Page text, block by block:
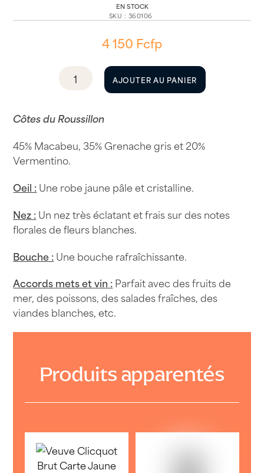
EN STOCK
SKU : 360106
4 150 Fcfp
quantité
2023
-
Château
Rey
AJOUTER AU PANIER
Côtes du Roussillon
45% Macabeu, 35% Grenache gris et 20%
Vermentino.
Oeil :Une robe jaune pâle et cristalline.
Nez :Un nez très éclatant et frais sur des notes
florales de fleurs blanches.
Bouche :Une bouche rafraîchissante.
Accords mets et vin :Parfait avec des fruits de
mer, des poissons, des salades fraîches, des
viandes blanches, etc.
Produits apparentés